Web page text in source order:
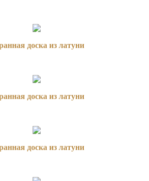
доска из латуни
доска из латуни
доска из латуни